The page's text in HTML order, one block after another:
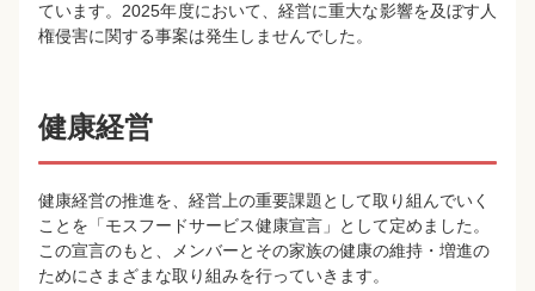
ています。2025年度において、経営に重大な影響を及ぼす人
権侵害に関する事案は発生しませんでした。
健康経営
健康経営の推進を、経営上の重要課題として取り組んでいく
ことを「モスフードサービス健康宣言」として定めました。
この宣言のもと、メンバーとその家族の健康の維持・増進の
ためにさまざまな取り組みを行っていきます。